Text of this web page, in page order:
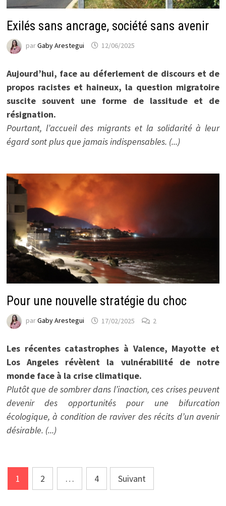
Exilés sans ancrage, société sans avenir
parGaby Arestegui 12/06/2025
Aujourd’hui, face au déferlement de discours et de
propos racistes et haineux, la question migratoire
suscite souvent une forme de lassitude et de
résignation.
Pourtant, l’accueil des migrants et la solidarité à leur
égard sont plus que jamais indispensables. (...)
Pour une nouvelle stratégie du choc
parGaby Arestegui 17/02/2025 2
Les récentes catastrophes à Valence, Mayotte et
Los Angeles révèlent la vulnérabilité de notre
monde face à la crise climatique.
Plutôt que de sombrer dans l’inaction, ces crises peuvent
devenir des opportunités pour une bifurcation
écologique, à condition de raviver des récits d’un avenir
désirable. (...)
Pagination
des
1 2 … 4 Suivant